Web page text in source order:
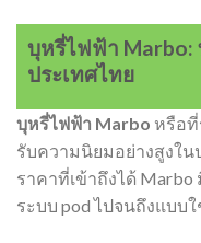
บุหรี่ไฟฟ้า Marbo:
ประเทศไทย
บุหรี่ไฟฟ้า Marbo หรือ
รับความนิยมอย่างสูงใ
ราคาที่เข้าถึงได้
ระบบ pod ไปจนถึงแบบ